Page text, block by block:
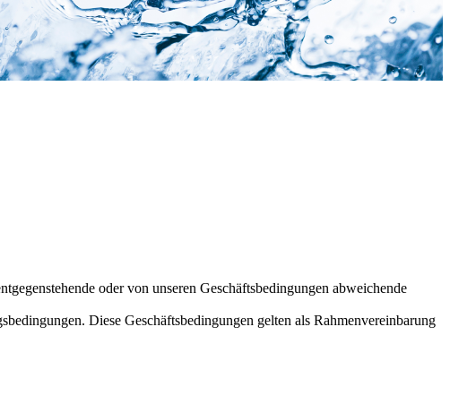
oder von unseren Geschäftsbedingungen abweichende
Diese Geschäftsbedingungen gelten als Rahmenvereinbarung